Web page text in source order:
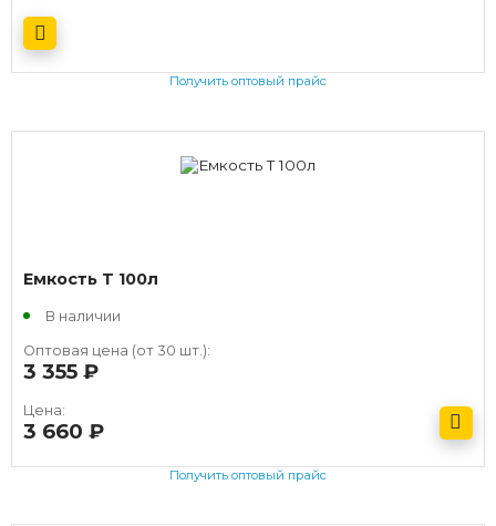
Получить оптовый прайс
Емкость T 100л
В наличии
Оптовая цена (от 30 шт.):
3 355
Цена:
3 660
Получить оптовый прайс